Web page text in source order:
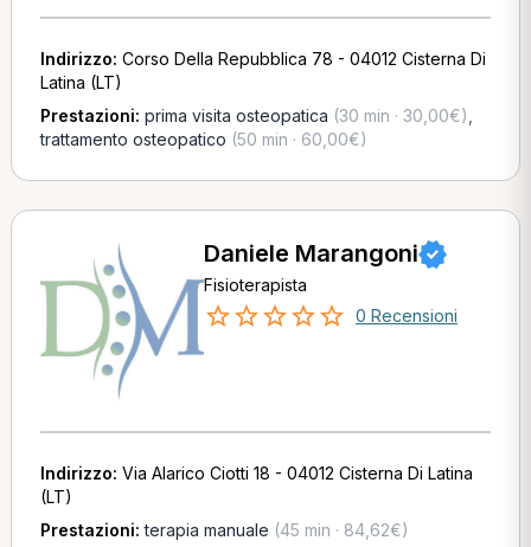
Indirizzo: Corso Della Repubblica 78 - 04012 Cisterna Di
Latina (LT)
Prestazioni: prima visita osteopatica (30 min · 30,00€)
trattamento osteopatico (50 min · 60,00€)
Daniele Marangoni
Fisioterapista
0 Recensioni
Indirizzo: Via Alarico Ciotti 18 - 04012 Cisterna Di Latina
(LT)
Prestazioni:terapia manuale (45 min · 84,62€)